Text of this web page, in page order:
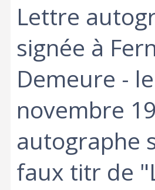
‎Lettre
signée à
Demeure -
novembre
autographe
faux titr de